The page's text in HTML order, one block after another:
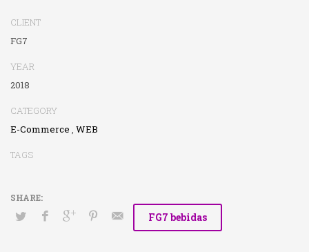
CLIENT
FG7
YEAR
2018
CATEGORY
E-Commerce , WEB
TAGS
FG7 bebidas